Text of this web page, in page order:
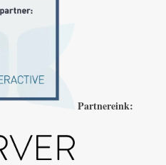
Partnereink: